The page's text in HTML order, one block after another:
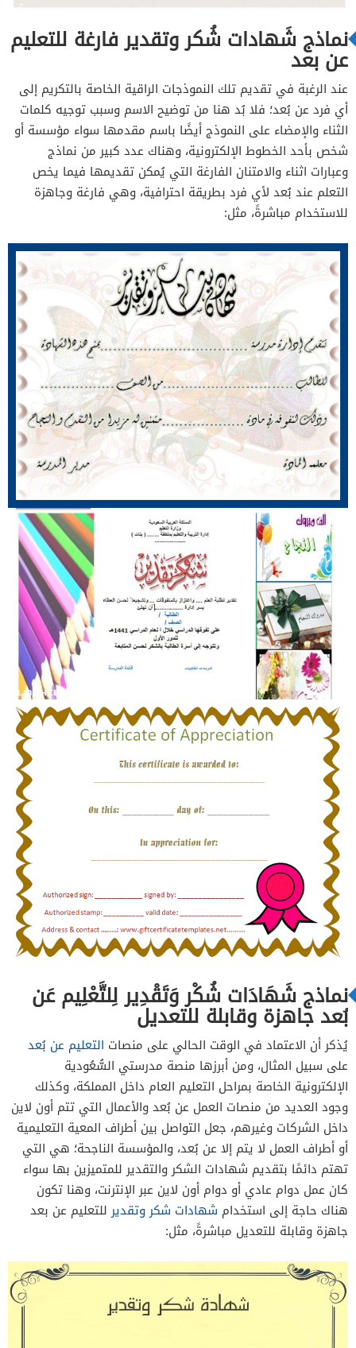
نماذج شَهادات شُكر وتقدير فارغة للتعليم
عن بعد
عند الرغبة في تقديم تلك النموذجات الراقية الخاصة بالتكريم إلى
أي فرد عن بُعد؛ فلا بُد هنا من توضيح الاسم وسبب توجيه كلمات
الثناء والإمضاء على النموذج أيضًا باسم مقدمها سواء مؤسسة أو
شخص بأحد الخطوط الإلكترونية، وهناك عدد كبير من نماذج
وعبارات اثناء والامتنان الفارغة التي يُمكن تقديمها فيما يخص
التعلم عند بُعد لأي فرد بطريقة احترافية، وهي فارغة وجاهزة
للاستخدام مباشرةً، مثل:
نماذج شَهَادَات شُكْر وَتَقْدِير لِلتَّعْلِيم عَن
بُعد جاهزة وقابلة للتعديل
يُذكر أن الاعتماد في الوقت الحالي على منصات التعليم عن بُعد
على سبيل المثال، ومن أبرزها منصة مدرستي السُّعُودية
الإلكترونية الخاصة بمراحل التعليم العام داخل المملكة، وكذلك
وجود العديد من منصات العمل عن بُعد والأعمال التي تتم أون لاين
داخل الشركات وغيرهم، جعل التواصل بين أطراف المعية التعليمية
أو أطراف العمل لا يتم إلا عن بُعد، والمؤسسة الناجحة؛ هي التي
تهتم دائمًا بتقديم شهادات الشكر والتقدير للمتميزين بها سواء
كان عمل دوام عادي أو دوام أون لاين عبر الإنترنت، وهنا تكون
هناك حاجة إلى استخدام شهادات شكر وتقديرللتعليم عن بعد
جاهزة وقابلة للتعديل مباشرةً، مثل: